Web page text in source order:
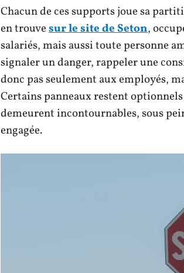
Chacun de ces supports joue sa
en trouvesur le site de Seton,
salariés, mais aussi toute personne
signaler un danger, rappeler une
donc pas seulement aux employés,
Certains panneaux restent
demeurent incontournables, sous
engagée.